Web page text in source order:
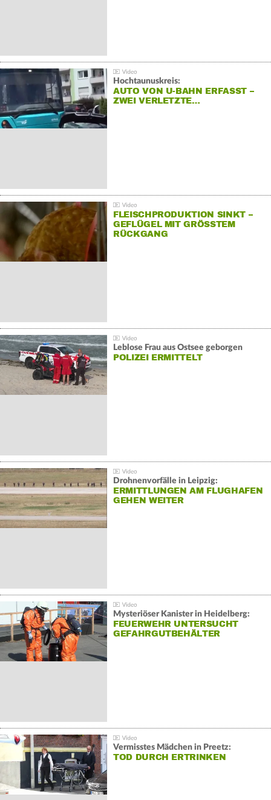
Hochtaunuskreis:
AUTO VON U-BAHN ERFASST –
ZWEI VERLETZTE…
FLEISCHPRODUKTION SINKT –
GEFLÜGEL MIT GRÖSSTEM R
ÜCKGANG
Leblose Frau aus Ostsee geborgen
POLIZEI ERMITTELT
Drohnenvorfälle in Leipzig:
ERMITTLUNGEN AM FLUGHAFEN
GEHEN WEITER
Mysteriöser Kanister in Heidelberg:
FEUERWEHR UNTERSUCHT
GEFAHRGUTBEHÄLTER
Vermisstes Mädchen in Preetz:
TOD DURCH ERTRINKEN